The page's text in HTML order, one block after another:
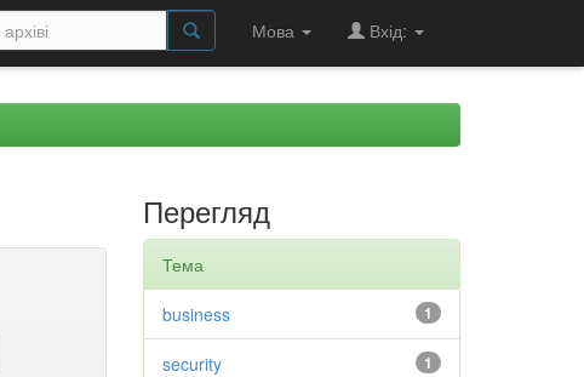
Мова Вхід:
Перегляд
Тема
1
business
1
security